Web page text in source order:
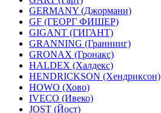
GERMANY (Джормани)
GF (ГЕОРГ ФИШЕР)
GIGANT (ГИГАНТ)
GRANNING (Граннинг)
GRONAX (Гронакс)
HALDEX (Халдекс)
HENDRICKSON (Хендриксон)
HOWO (Хово)
IVECO (Ивеко)
JOST (Йост)